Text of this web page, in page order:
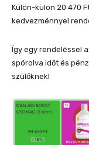
Külön-külön 20 470
kedvezménnyel
Így egy rendeléssel
spórolva időt és
szülőknek!